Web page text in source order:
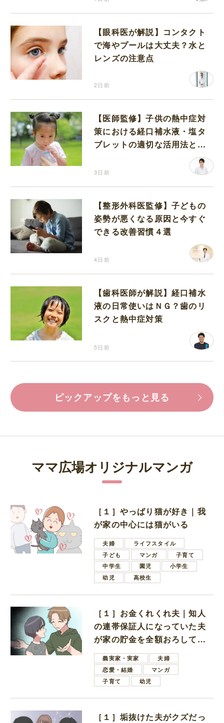
【眼科医が解説】コンタクト
で海やプールは大丈夫？水と
レンズの注意点
2日前
【医師監修】子供の熱中症対
策における経口補水液・塩タ
ブレットの適切な活用法と水
3日前
【整形外科医監修】子どもの
姿勢が悪くなる原因と今すぐ
できる改善習慣４選
4日前
【歯科医師が解説】経口補水
液の日常使いはＮＧ？歯のリ
スクと熱中症対策
5日前
ピックアップをもっと見る
ママ広場オリジナルマンガ
［１］やっぱり猫が好き｜我
が家の中心には猫がいる
夫婦
ライフスタイル
子ども
マンガ
子育て
中学生
園児
小学生
幼児
高校生
［１］お金くれくれ夫｜知人
の連帯保証人になっていた夫
が家の貯金を全額おろしてほ
しいと言ってきた
義実家・実家
夫婦
恋愛・結婚
マンガ
子育て
幼児
［１］垢抜けた夫がクズだっ